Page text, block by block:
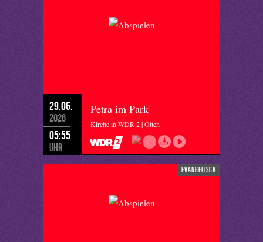
29.06.
2026
05:55
Uhr
Petra im Park
Kirche in WDR 2 | Otten
evangelisch